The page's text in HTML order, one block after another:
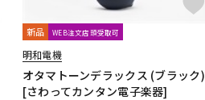
新品 WEB注文店頭受取可
明和電機
オタマトーンデラックス (ブラック)
[さわってカンタン電子楽器]